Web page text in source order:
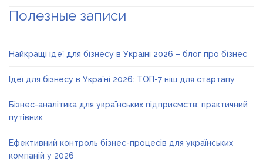
Полезные записи
Найкращі ідеї для бізнесу в Україні 2026 – блог про бізнес
Ідеї для бізнесу в Україні 2026: ТОП-7 ніш для стартапу
Бізнес-аналітика для українських підприємств: практичний
путівник
Ефективний контроль бізнес-процесів для українських
компаній у 2026